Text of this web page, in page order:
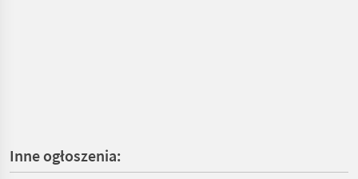
Inne ogłoszenia: